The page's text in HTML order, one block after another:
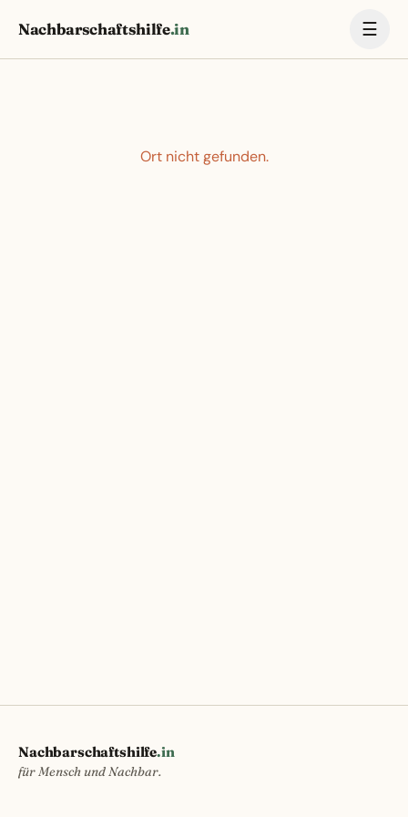
Nachbarschaftshilfe.in ☰
Ort nicht gefunden.
Nachbarschaftshilfe.in
für Mensch und Nachbar.